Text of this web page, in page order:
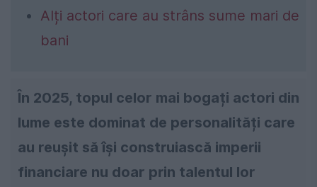
Alți actori care au strâns sume mari de
bani
În 2025, topul celor mai bogați actori din
lume este dominat de personalități care
au reușit să își construiască imperii
financiare nu doar prin talentul lor